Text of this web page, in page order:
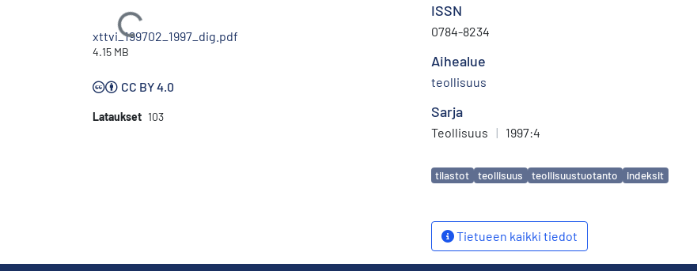
Ladataan...
xttvi_199702_1997_dig.pdf
4.15 MB
CC BY 4.0
Lataukset 103
ISSN
0784-8234
Aihealue
teollisuus
Sarja
Teollisuus | 1997:4
Avainsanat
tilastot teollisuus teollisuustuotanto indeksit
Tietueen kaikki tiedot